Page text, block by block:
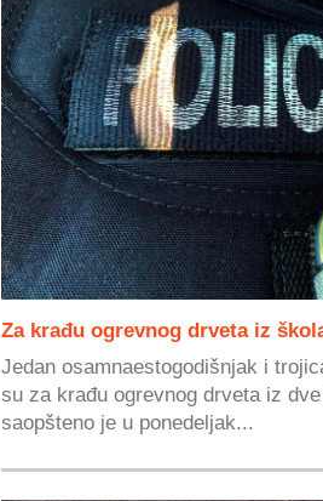
Za krađu ogrevnog drveta iz
Jedan osamnaestogodišnjak i
su za krađu ogrevnog drveta iz
saopšteno je u ponedeljak...